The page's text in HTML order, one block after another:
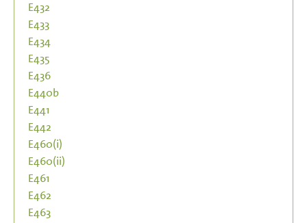
E432
E433
E434
E435
E436
E440b
E441
E442
E460(i)
E460(ii)
E461
E462
E463